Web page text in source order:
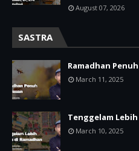
August 07, 2026
SASTRA
Ramadhan
March 11, 2025
Tenggelam
March 10, 2025